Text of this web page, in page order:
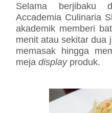
Selama berjibaku
Accademia Culinaria
akademik memberi
menit atau sekitar dua
memasak hingga
meja displayproduk.